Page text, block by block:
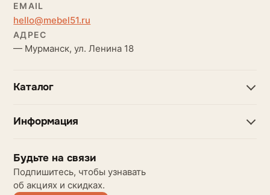
EMAIL
hello@mebel51.ru
АДРЕС
— Мурманск, ул. Ленина 18
Каталог
Информация
Будьте на связи
Подпишитесь, чтобы узнавать
об акциях и скидках.